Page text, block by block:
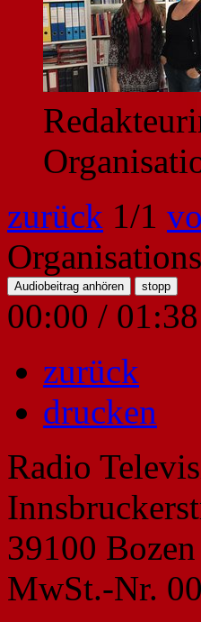
zurück 1/1
Audiobeitrag anhören stopp
00:00 / 01:38
zurück
drucken
Radio
39100 Bozen
MwSt.-Nr.